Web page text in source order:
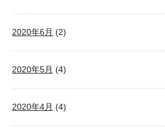
2020年6月 (2)
2020年5月 (4)
2020年4月 (4)